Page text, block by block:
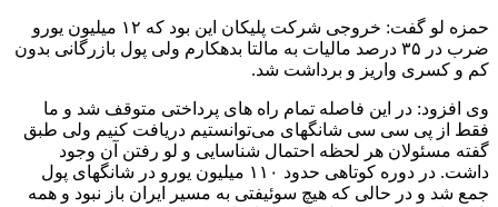
حمزه لو گفت: خروجی شرکت پلیکان این بود که ۱۲ میلیون یورو
ضرب در ۳۵ درصد مالیات به مالتا بدهکارم ولی پول بازرگانی بدون
کم و کسری واریز و برداشت شد.
وی افزود: در این فاصله تمام راه های پرداختی متوقف شد و ما
فقط از پی سی سی شانگهای می‌توانستیم دریافت کنیم ولی طبق
گفته مسئولان هر لحظه احتمال شناسایی و لو رفتن آن وجود
داشت. در دوره کوتاهی حدود ۱۱۰ میلیون یورو در شانگهای پول
جمع شد و در حالی که هیچ سوئیفتی به مسیر ایران باز نبود و همه